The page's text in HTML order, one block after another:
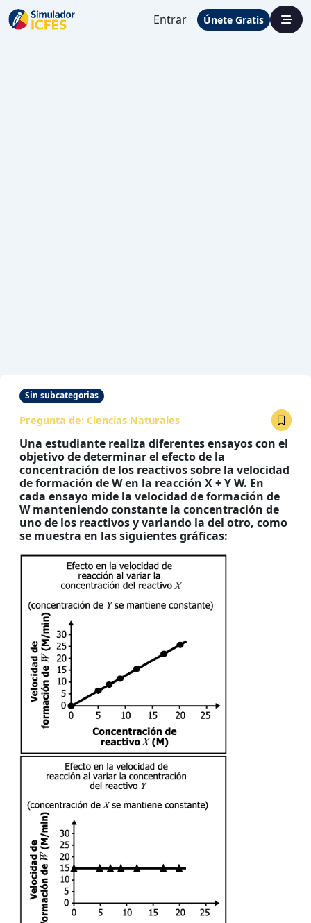
Entrar Únete Gratis
Sin subcategorias
Pregunta de: Ciencias Naturales
Una estudiante realiza diferentes ensayos con el
objetivo de determinar el efecto de la
concentración de los reactivos sobre la velocidad
de formación de W en la reacción X + Y W. En
cada ensayo mide la velocidad de formación de
W manteniendo constante la concentración de
uno de los reactivos y variando la del otro, como
se muestra en las siguientes gráficas: